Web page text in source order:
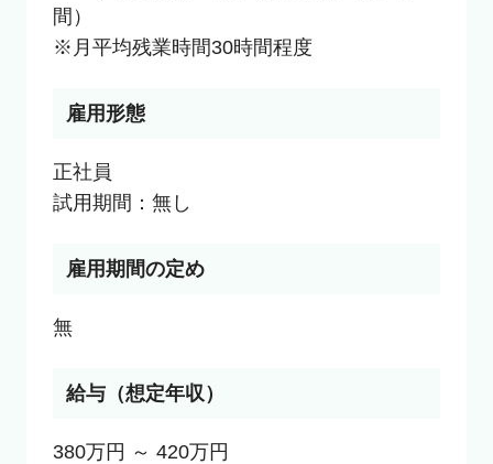
間）
※月平均残業時間30時間程度
雇用形態
正社員
試用期間：無し
雇用期間の定め
無
給与（想定年収）
380万円 ～ 420万円